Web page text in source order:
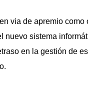
via de apremio como
nuevo sistema
en la gestión de